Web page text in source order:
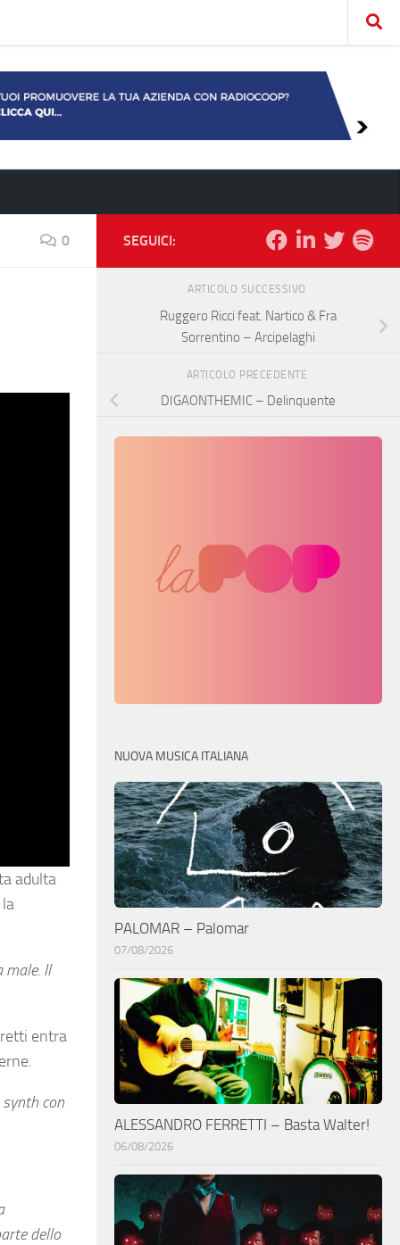
0
adulta
male. Il
entra
con
dello
SEGUICI:
ARTICOLO SUCCESSIVO
Ruggero Ricci feat. Nartico & Fra
Sorrentino – Arcipelaghi
ARTICOLO PRECEDENTE
DIGAONTHEMIC – Delinquente
NUOVA MUSICA ITALIANA
PALOMAR – Palomar
07/08/2026
ALESSANDRO FERRETTI – Basta Walter!
06/08/2026